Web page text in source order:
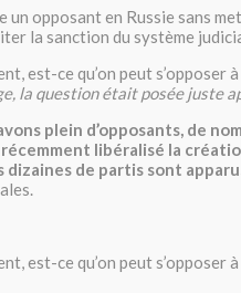
un opposant en Russie sans
la sanction du système
est-ce qu’on peut s’opposer
la question était posée juste
plein d’opposants, de
libéralisé la
dizaines de partis sont
est-ce qu’on peut s’opposer